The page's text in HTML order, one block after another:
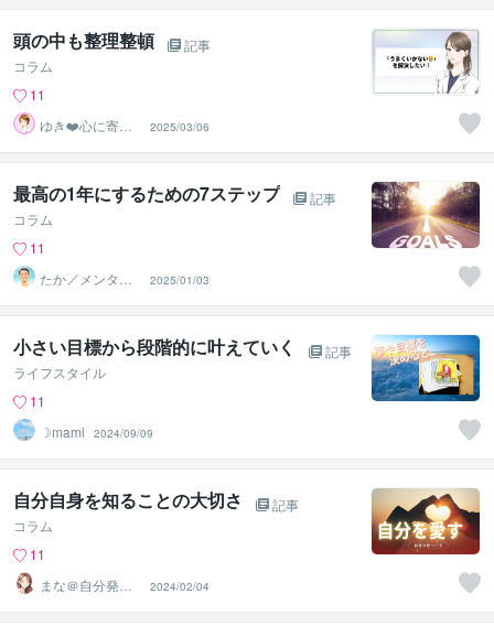
頭の中も整理整頓
記事
コラム
11
ゆき❤️心に寄り
添う癒しのナー
ス
2025/03/06
最高の1年にするための7ステップ
記事
コラム
11
たか／メンタル
パートナー
2025/01/03
小さい目標から段階的に叶えていく
記事
ライフスタイル
11
☽︎︎mami
2024/09/09
自分自身を知ることの大切さ
記事
コラム
11
まな＠自分発掘
コーチング
2024/02/04